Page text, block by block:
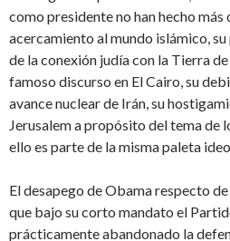
como presidente no han hecho más
acercamiento al mundo islámico,
de la conexión judía con la Tierra
famoso discurso en El Cairo, su
avance nuclear de Irán, su
Jerusalem a propósito del tema de
ello es parte de la misma paleta
El desapego de Obama respecto
que bajo su corto mandato el
prácticamente abandonado la